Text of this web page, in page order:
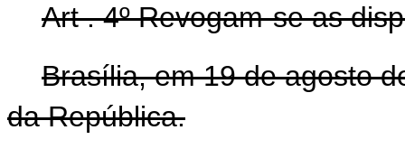
Art . 4º Revogam-se as
Brasília, em 19 de agosto
da República.